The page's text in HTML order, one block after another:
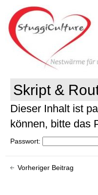
Skript &
Dieser Inhalt ist
können, bitte das
Passwort:
Vorheriger Beitrag